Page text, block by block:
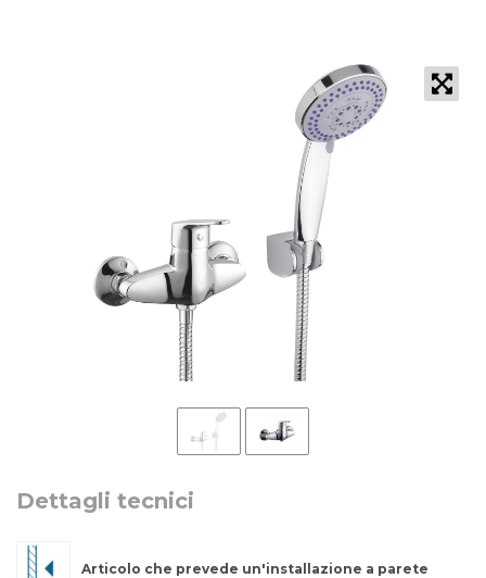
Dettagli tecnici
Articolo che prevede un'installazione a parete